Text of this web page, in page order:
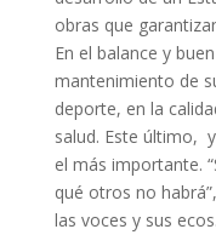
obras que
En el balance y
mantenimiento de
deporte, en la
salud. Este último,
el más importante.
qué otros no
las voces y sus ecos.